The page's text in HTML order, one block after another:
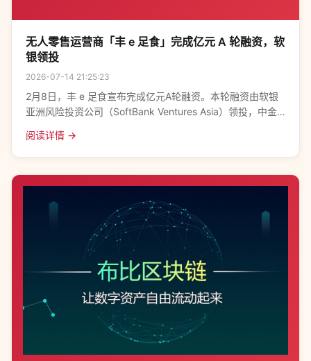
无人零售运营商「丰 e 足食」完成亿元 A 轮融资，软
银领投
2026-07-14 21:25:23
2月8日，丰 e 足食宣布完成亿元A轮融资。本轮融资由软银
亚洲风险投资公司（SoftBank Ventures Asia）领投，中金
集团跟投。 据了
阅读详情 →